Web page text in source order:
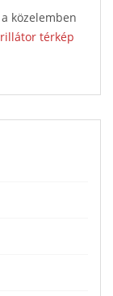
közelemben
térkép